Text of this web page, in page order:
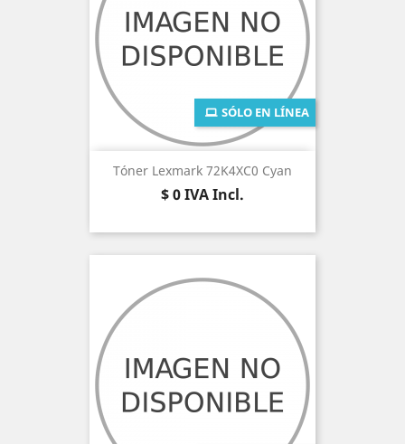
Tóner Lexmark 72K4XC0 Cyan
Precio
$ 0IVA Incl.
SÓLO EN LÍNEA